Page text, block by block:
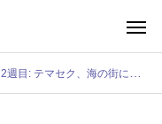
2週目: テマセク、海の街にて